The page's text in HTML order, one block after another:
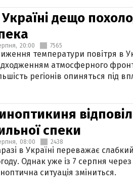
дещо
20:00 7565
температури повітря в
атмосферного
регіонів опиняться під
спеки
08:00 2438
в Україні переважає
Однак уже із 7 серпня
ситуація зміниться.